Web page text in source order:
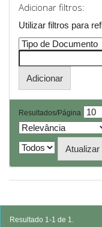
Adicionar filtros:
Utilizar filtros para
Resultados/Página
Resultado 1-1 de 1.